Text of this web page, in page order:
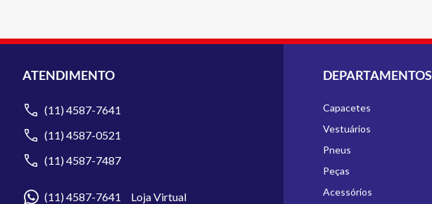
ATENDIMENTO
(11) 4587-7641
(11) 4587-0521
(11) 4587-7487
(11) 4587-7641 Loja Virtual
DEPARTAMENTOS
Capacetes
Vestuários
Pneus
Peças
Acessórios